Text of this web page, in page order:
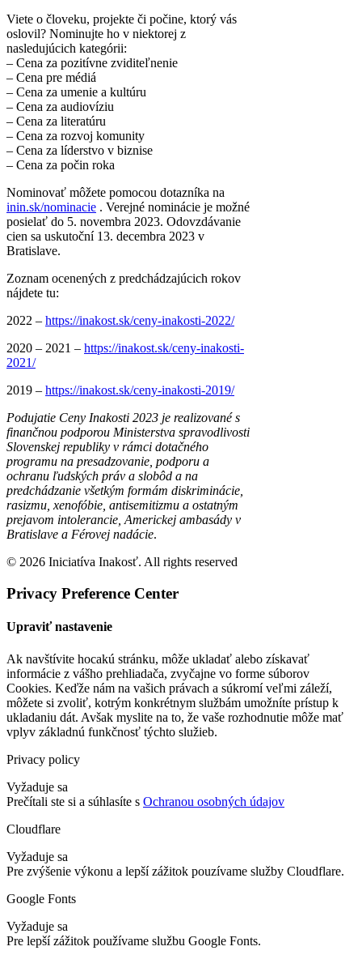
Viete o človeku, projekte či počine, ktorý vás
oslovil? Nominujte ho v niektorej z
nasledujúcich kategórii:
– Cena za pozitívne zviditeľnenie
– Cena pre médiá
– Cena za umenie a kultúru
– Cena za audiovíziu
– Cena za literatúru
– Cena za rozvoj komunity
– Cena za líderstvo v biznise
– Cena za počin roka
Nominovať môžete pomocou dotazníka na
inin.sk/nominacie . Verejné nominácie je možné
posielať do 5. novembra 2023. Odovzdávanie
cien sa uskutoční 13. decembra 2023 v
Bratislave.
Zoznam ocenených z predchádzajúcich rokov
nájdete tu:
2022 – https://inakost.sk/ceny-inakosti-2022/
2020 – 2021 – https://inakost.sk/ceny-inakosti-
2021/
2019 – https://inakost.sk/ceny-inakosti-2019/
Podujatie Ceny Inakosti 2023 je realizované s
finančnou podporou Ministerstva spravodlivosti
Slovenskej republiky v rámci dotačného
programu na presadzovanie, podporu a
ochranu ľudských práv a slobôd a na
predchádzanie všetkým formám diskriminácie,
rasizmu, xenofóbie, antisemitizmu a ostatným
prejavom intolerancie, Americkej ambasády v
Bratislave a Férovej nadácie.
© 2026 Iniciatíva Inakosť. All rights reserved
Privacy Preference Center
Upraviť nastavenie
Ak navštívite hocakú stránku, môže ukladať alebo získavať
informácie z vášho prehliadača, zvyčajne vo forme súborov
Cookies. Keďže nám na vašich právach a súkromí veľmi záleží,
môžete si zvoliť, kotrým konkrétnym službám umožníte prístup k
ukladaniu dát. Avšak myslite na to, že vaše rozhodnutie môže mať
vplyv základnú funkčnosť týchto služieb.
Privacy policy
Vyžaduje sa
Prečítali ste si a súhlasíte s Ochranou osobných údajov
Cloudflare
Vyžaduje sa
Pre zvýšenie výkonu a lepší zážitok pouzívame služby Cloudflare.
Google Fonts
Vyžaduje sa
Pre lepší zážitok používame službu Google Fonts.